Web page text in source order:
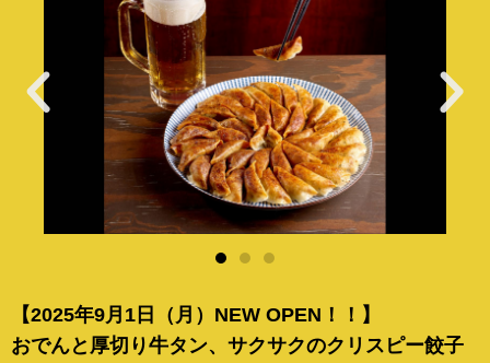
【2025年9月1日（月 ）NEW OPEN！！】
おでんと厚切り牛タン、サクサクのクリスピー餃子